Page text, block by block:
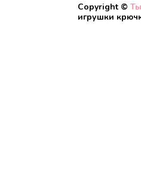
Copyright ©
игрушки